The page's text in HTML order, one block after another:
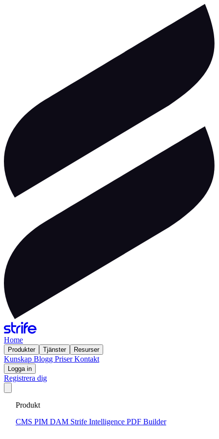
Home
Produkter Tjänster Resurser
Kunskap Blogg PriserKontakt
Logga in
Registrera dig
Produkt
CMS PIM DAM Strife Intelligence PDF Builder
Strife Intelligence · MCP · CLI
Större självständighet. Lägre